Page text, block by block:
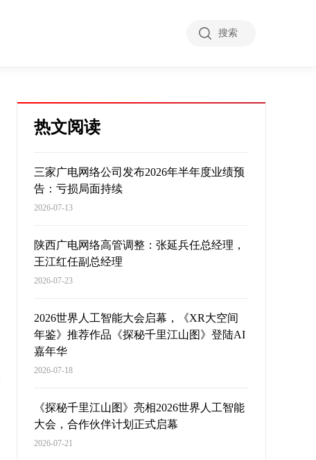
搜索
热文阅读
三家广电网络公司发布2026年半年度业绩预
告：亏损局面持续
2026-07-13
陕西广电网络高管调整：张延兵任总经理，
王江红任副总经理
2026-07-23
2026世界人工智能大会启幕，《XR大空间
年鉴》推荐作品《探秘千里江山图》登陆AI
嘉年华
2026-07-18
《探秘千里江山图》亮相2026世界人工智能
大会，合作伙伴计划正式启幕
2026-07-21